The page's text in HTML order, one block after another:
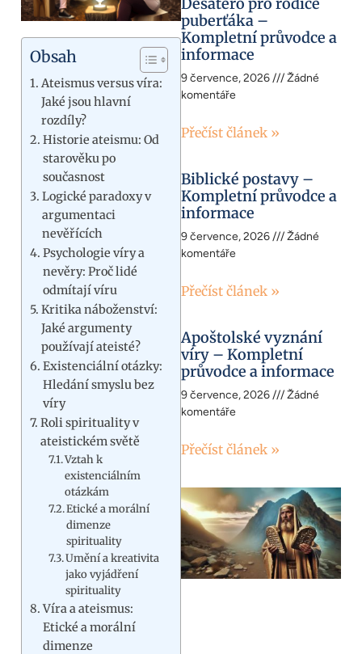
Obsah
Ateismus versus víra:
Jaké jsou hlavní
rozdíly?
Historie ateismu: Od
starověku po
současnost
Logické paradoxy v
argumentaci
nevěřících
Psychologie víry a
nevěry: Proč lidé
odmítají víru
Kritika náboženství:
Jaké argumenty
používají ateisté?
Existenciální otázky:
Hledání smyslu bez
víry
Roli spirituality v
ateistickém světě
Vztah k
existenciálním
otázkám
Etické a morální
dimenze
spirituality
Umění a kreativita
jako vyjádření
spirituality
Víra a ateismus:
Etické a morální
dimenze
Desatero pro rodiče
puberťáka –
Kompletní průvodce a
informace
9 července, 2026
Žádné
komentáře
Přečíst článek »
Biblické postavy –
Kompletní průvodce a
informace
9 července, 2026
Žádné
komentáře
Přečíst článek »
Apoštolské vyznání
víry – Kompletní
průvodce a informace
9 července, 2026
Žádné
komentáře
Přečíst článek »